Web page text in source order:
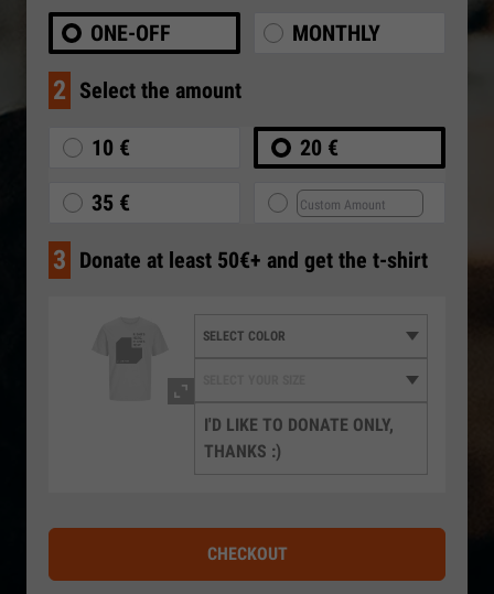
ONE-OFF MONTHLY
2 Select the amount
10 € 20 €
35 €
3 Donate at least 50€+ and get the t-shirt
I'D LIKE TO DONATE ONLY,
THANKS :)
CHECKOUT